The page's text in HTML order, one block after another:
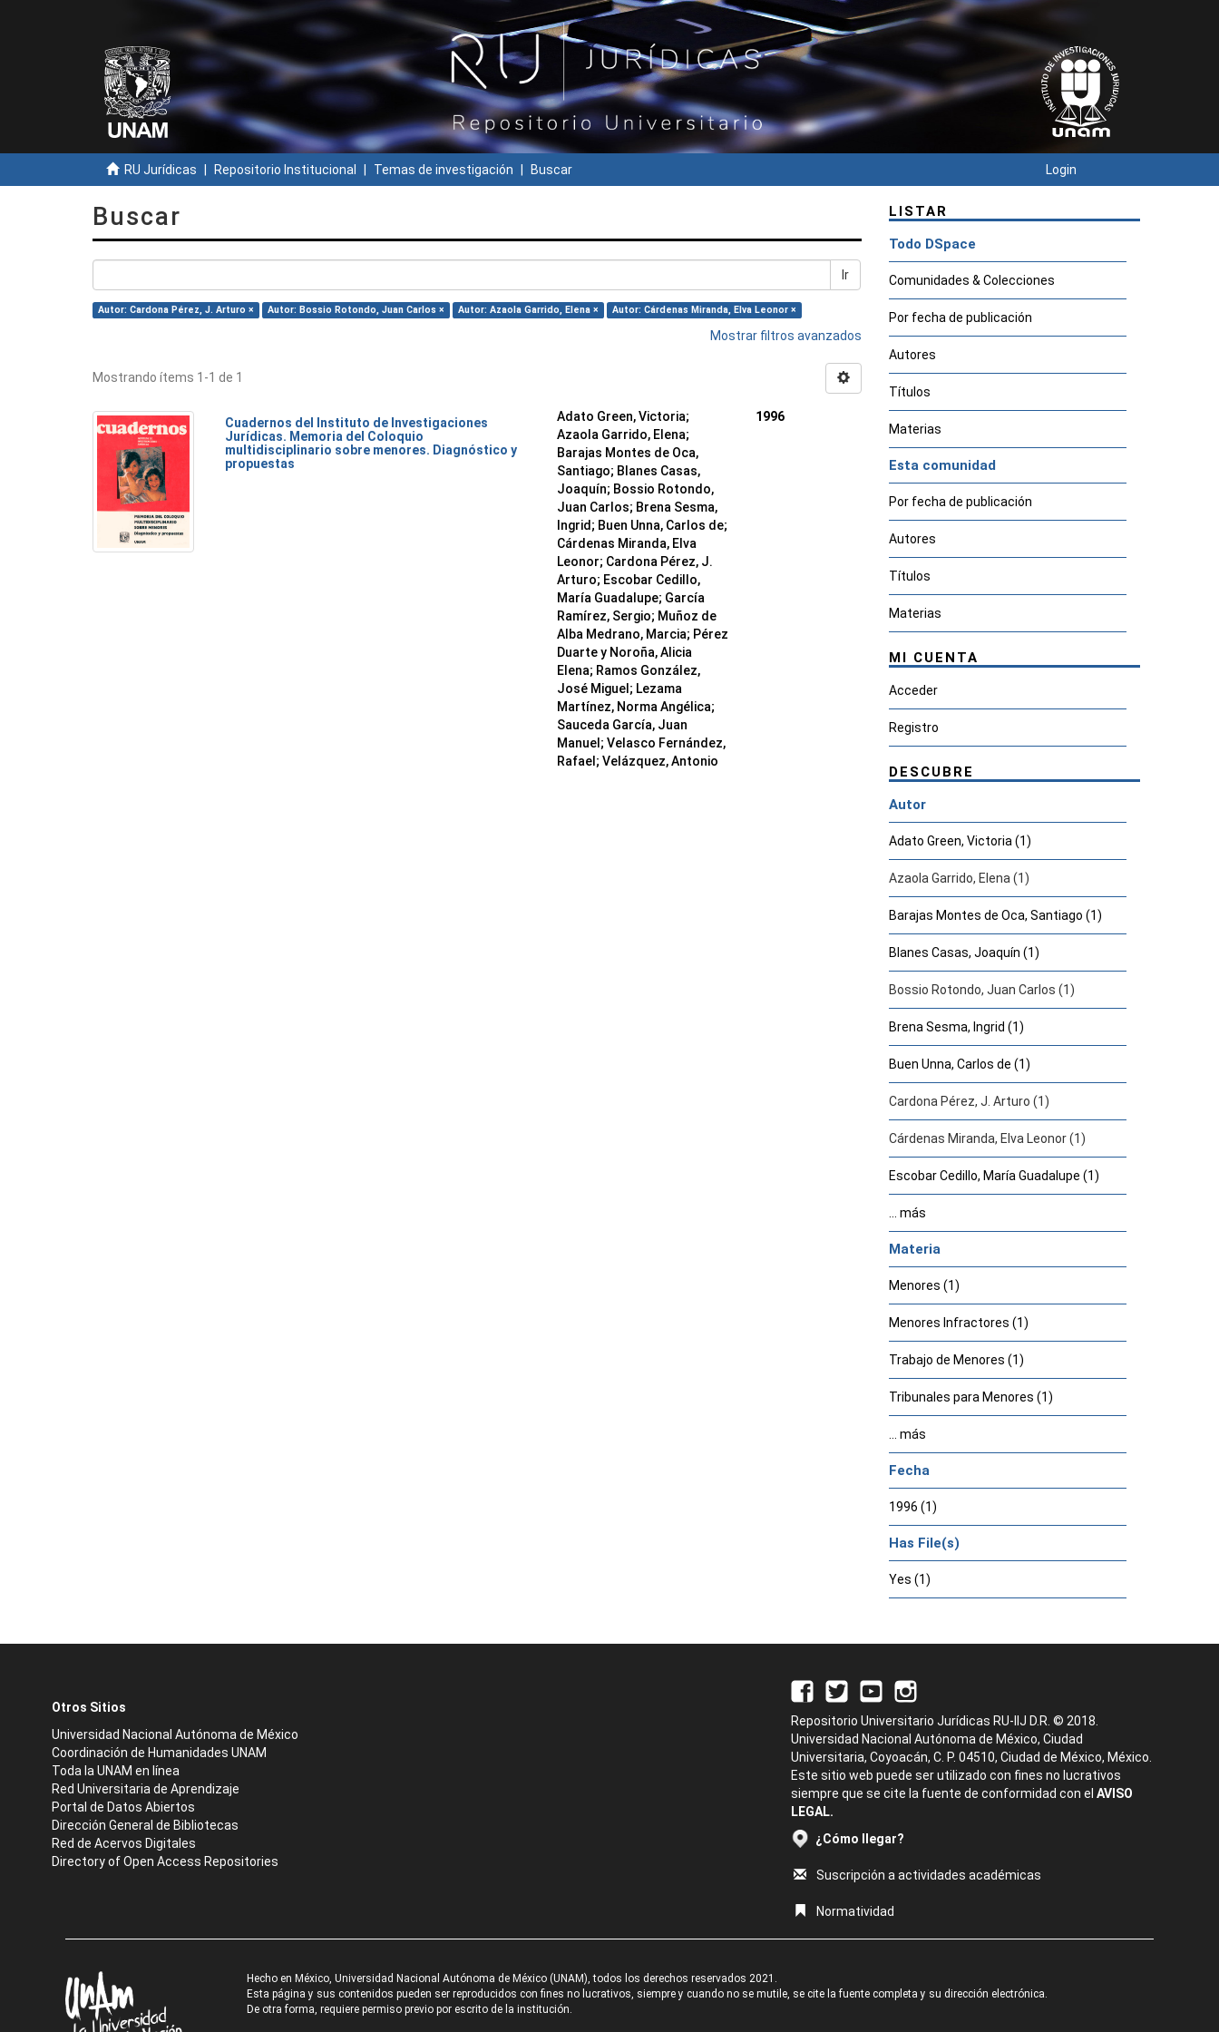
RU Jurídicas Repositorio Institucional Temas de investigación Buscar Login
Buscar
Ir
Autor: Cardona Pérez, J. Arturo × Autor: Bossio Rotondo, Juan Carlos × Autor: Azaola Garrido, Elena × Autor: Cárdenas Miranda, Elva Leonor ×
Mostrar filtros avanzados
Mostrando ítems 1-1 de 1
Cuadernos del Instituto de Investigaciones
Jurídicas. Memoria del Coloquio
multidisciplinario sobre menores. Diagnóstico y
propuestas
Adato Green, Victoria;
Azaola Garrido, Elena;
Barajas Montes de Oca,
Santiago; Blanes Casas,
Joaquín; Bossio Rotondo,
Juan Carlos; Brena Sesma,
Ingrid; Buen Unna, Carlos de;
Cárdenas Miranda, Elva
Leonor; Cardona Pérez, J.
Arturo; Escobar Cedillo,
María Guadalupe; García
Ramírez, Sergio; Muñoz de
Alba Medrano, Marcia; Pérez
Duarte y Noroña, Alicia
Elena; Ramos González,
José Miguel; Lezama
Martínez, Norma Angélica;
Sauceda García, Juan
Manuel; Velasco Fernández,
Rafael; Velázquez, Antonio
1996
LISTAR
Todo DSpace
Comunidades & Colecciones
Por fecha de publicación
Autores
Títulos
Materias
Esta comunidad
Por fecha de publicación
Autores
Títulos
Materias
MI CUENTA
Acceder
Registro
DESCUBRE
Autor
Adato Green, Victoria (1)
Azaola Garrido, Elena (1)
Barajas Montes de Oca, Santiago (1)
Blanes Casas, Joaquín (1)
Bossio Rotondo, Juan Carlos (1)
Brena Sesma, Ingrid (1)
Buen Unna, Carlos de (1)
Cardona Pérez, J. Arturo (1)
Cárdenas Miranda, Elva Leonor (1)
Escobar Cedillo, María Guadalupe (1)
... más
Materia
Menores (1)
Menores Infractores (1)
Trabajo de Menores (1)
Tribunales para Menores (1)
... más
Fecha
1996 (1)
Has File(s)
Yes (1)
Otros Sitios
Universidad Nacional Autónoma de México
Coordinación de Humanidades UNAM
Toda la UNAM en línea
Red Universitaria de Aprendizaje
Portal de Datos Abiertos
Dirección General de Bibliotecas
Red de Acervos Digitales
Directory of Open Access Repositories
Repositorio Universitario Jurídicas RU-IIJ D.R. © 2018.
Universidad Nacional Autónoma de México, Ciudad
Universitaria, Coyoacán, C. P. 04510, Ciudad de México, México.
Este sitio web puede ser utilizado con fines no lucrativos
siempre que se cite la fuente de conformidad con el AVISO
LEGAL.
¿Cómo llegar?
Suscripción a actividades académicas
Normatividad
Hecho en México, Universidad Nacional Autónoma de México (UNAM), todos los derechos reservados 2021.
Esta página y sus contenidos pueden ser reproducidos con fines no lucrativos, siempre y cuando no se mutile, se cite la fuente completa y su dirección electrónica.
De otra forma, requiere permiso previo por escrito de la institución.